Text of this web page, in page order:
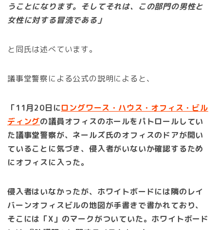
うことになります。そしてそれは、この部門の男性と
女性に対する冒涜である」
と同氏は述べています。
議事堂警察による公式の説明によると、
「11月20日にロングワース・ハウス・オフィス・ビル
ディングの議員オフィスのホールをパトロールしてい
た議事堂警察が、ネールズ氏のオフィスのドアが開い
ていることに気づき、侵入者がいないか確認するため
にオフィスに入った。
侵入者はいなかったが、ホワイトボードには隣のレイ
バーンオフィスビルの地図が手書きで書かれており、
そこには「X」のマークがついていた。ホワイトボード